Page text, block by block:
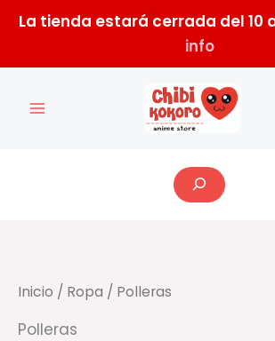
La tienda estará cerrada del 10
info
Inicio / Ropa / Polleras
Polleras
por
los
últimos